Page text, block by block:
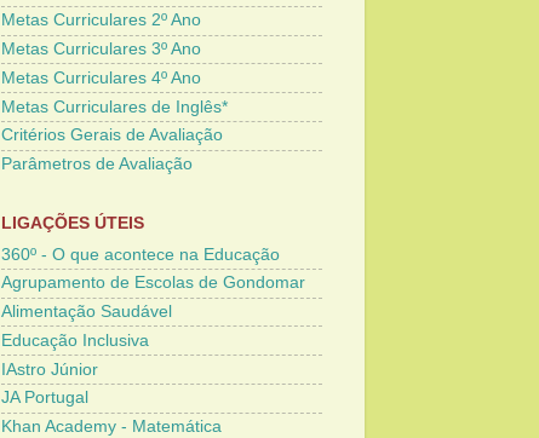
Metas Curriculares 2º Ano
Metas Curriculares 3º Ano
Metas Curriculares 4º Ano
Metas Curriculares de Inglês*
Critérios Gerais de Avaliação
Parâmetros de Avaliação
LIGAÇÕES ÚTEIS
360º - O que acontece na Educação
Agrupamento de Escolas de Gondomar
Alimentação Saudável
Educação Inclusiva
IAstro Júnior
JA Portugal
Khan Academy - Matemática